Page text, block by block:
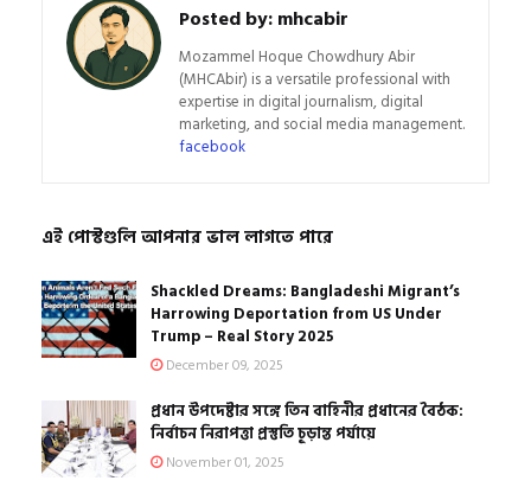
Posted by:mhcabir
Mozammel Hoque Chowdhury Abir
(MHCAbir) is a versatile professional with
expertise in digital journalism, digital
marketing, and social media management.
facebook
এই পোস্টগুলি আপনার ভাল লাগতে পারে
Shackled Dreams: Bangladeshi Migrant’s
Harrowing Deportation from US Under
Trump – Real Story 2025
December 09, 2025
প্রধান উপদেষ্টার সঙ্গে তিন বাহিনীর প্রধানের বৈঠক:
নির্বাচন নিরাপত্তা প্রস্তুতি চূড়ান্ত পর্যায়ে
November 01, 2025